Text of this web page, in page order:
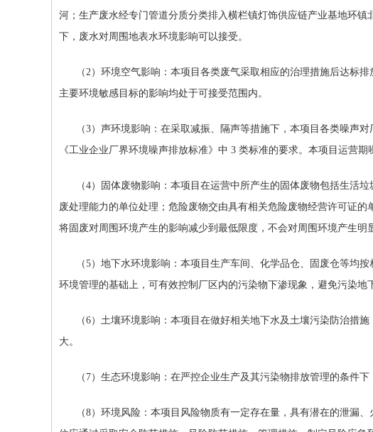
河；生产废水经专门管道分质分类排入横栏镇灯饰供应链产业基地环
下，废水对周围地表水环境影响可以接受。
（2）环境空气影响：本项目各类废气采取相应的治理措施后达标
主要环境敏感目标的影响均处于可接受范围内。
（3）声环境影响：在采取减振、隔声等措施下，本项目各类噪声
《工业企业厂界环境噪声排放标准》中 3 类标准的要求。本项目运营期
（4）固体废物影响：本项目在运营中所产生的固体废物包括生活
废处理能力的单位处理；危险废物交由具有相关危险废物经营许可证
将固废对周围环境产生的影响减少到最低限度，不会对周围环境产生明
（5）地下水环境影响：本项目生产车间、化学品仓、固废仓等均
环境管理的基础上，可有效控制厂区内的污染物下渗现象，避免污染地
（6）土壤环境影响：本项目在做好相关地下水及土壤污染防治措
大。
（7）生态环境影响：在严控企业生产及其污染物排放管理的条件
（8）环境风险：本项目风险物质有一定存在量，具有潜在的泄漏